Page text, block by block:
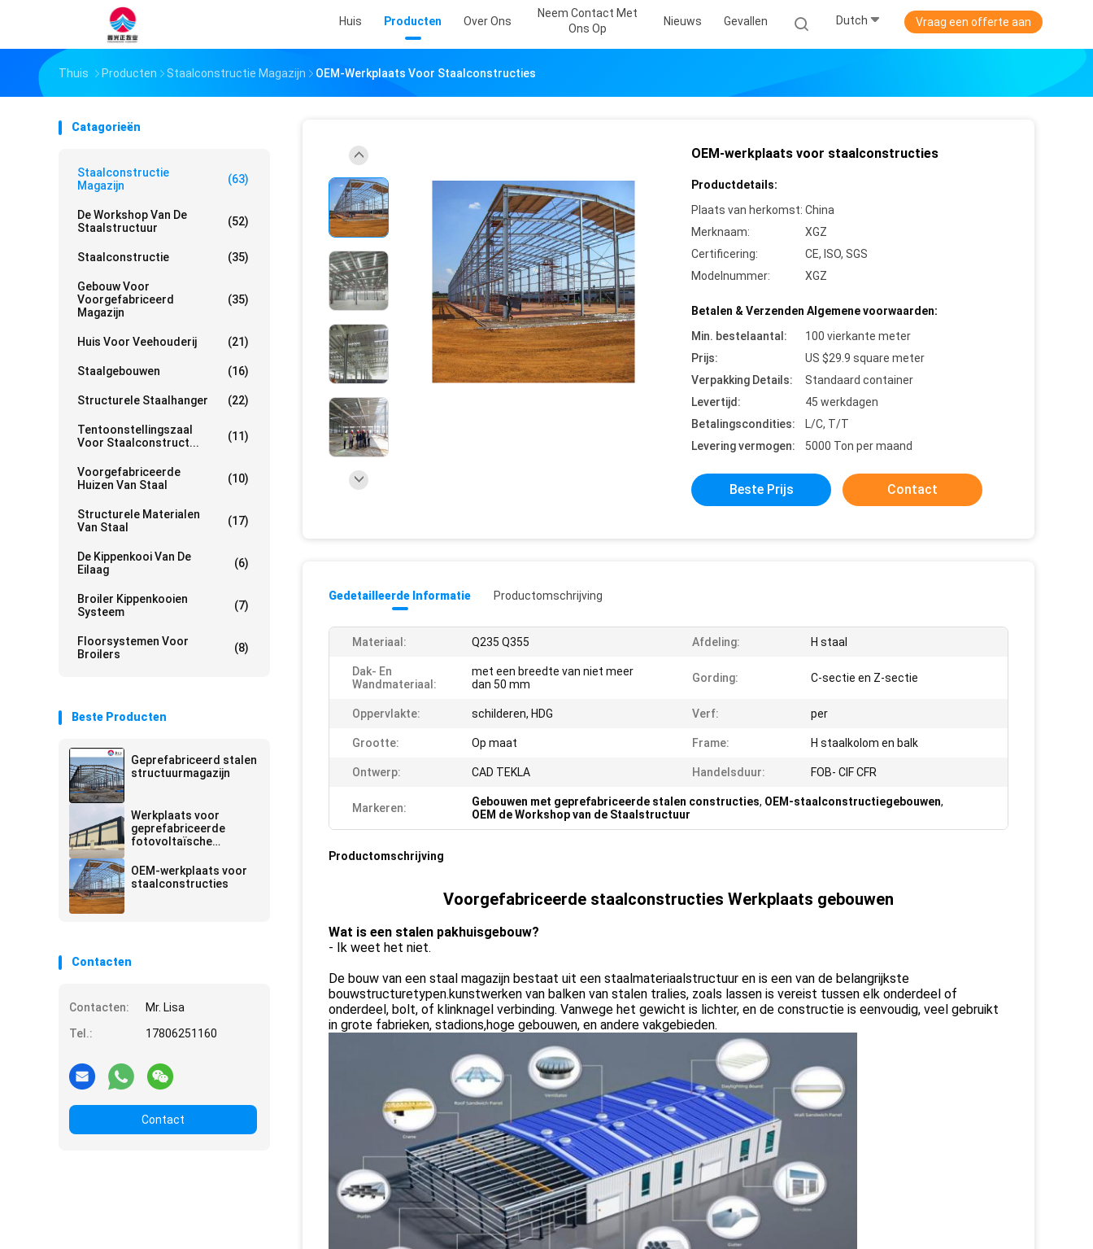
Huis Producten Over Ons
Neem Contact Met
Ons Op
Nieuws Gevallen Dutch Vraag een offerte aan
Thuis Producten Staalconstructie Magazijn OEM-Werkplaats Voor Staalconstructies
Catagorieën
Staalconstructie
Magazijn
(63)
De Workshop Van De
Staalstructuur
(52)
Staalconstructie (35)
Gebouw Voor
Voorgefabriceerd
Magazijn
(35)
Huis Voor Veehouderij (21)
Staalgebouwen (16)
Structurele Staalhanger (22)
Tentoonstellingszaal
Voor Staalconstruct...
(11)
Voorgefabriceerde
Huizen Van Staal
(10)
Structurele Materialen
Van Staal
(17)
De Kippenkooi Van De
Eilaag
(6)
Broiler Kippenkooien
Systeem
(7)
Floorsystemen Voor
Broilers
(8)
Beste Producten
Geprefabriceerd stalen
structuurmagazijn
Werkplaats voor
geprefabriceerde
fotovoltaïsche
langdurig gebruik
OEM-werkplaats voor
staalconstructies
Contacten
Contacten:
Mr. Lisa
Tel.:
17806251160
Contact
OEM-werkplaats voor staalconstructies
Productdetails:
Plaats van herkomst: China
Merknaam:
XGZ
Certificering:
CE, ISO, SGS
Modelnummer:
XGZ
Betalen & Verzenden Algemene voorwaarden:
Min. bestelaantal:
100 vierkante meter
Prijs:
US $29.9 square meter
Verpakking Details:
Standaard container
Levertijd:
45 werkdagen
Betalingscondities:
L/C, T/T
Levering vermogen:
5000 Ton per maand
Beste Prijs Contact
Gedetailleerde Informatie Productomschrijving
Materiaal: Q235 Q355 Afdeling: H staal
Dak- En
Wandmateriaal:
met een breedte van niet meer
dan 50 mm
Gording: C-sectie en Z-sectie
Oppervlakte: schilderen, HDG Verf: per
Grootte: Op maat Frame: H staalkolom en balk
Ontwerp: CAD TEKLA Handelsduur: FOB- CIF CFR
Markeren: Gebouwen met geprefabriceerde stalen constructies, OEM-staalconstructiegebouwen,
OEM de Workshop van de Staalstructuur
Productomschrijving
Voorgefabriceerde staalconstructies Werkplaats gebouwen
Wat is een stalen pakhuisgebouw?
- Ik weet het niet.
De bouw van een staal magazijn bestaat uit een staalmateriaalstructuur en is een van de belangrijkste
bouwstructuretypen.kunstwerken van balken van stalen tralies, zoals lassen is vereist tussen elk onderdeel of
onderdeel, bolt, of klinknagel verbinding. Vanwege het gewicht is lichter, en de constructie is eenvoudig, veel gebruikt
in grote fabrieken, stadions,hoge gebouwen, en andere vakgebieden.